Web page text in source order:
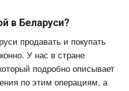
в Беларуси?
продавать и покупать
У нас в стране
подробно описывает
по этим операциям, а